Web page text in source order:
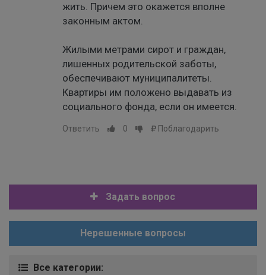
жить. Причем это окажется вполне
законным актом.
Жилыми метрами сирот и граждан,
лишенных родительской заботы,
обеспечивают муниципалитеты.
Квартиры им положено выдавать из
социального фонда, если он имеется.
Ответить 0 Поблагодарить
Задать вопрос
Нерешенные вопросы
Все категории: